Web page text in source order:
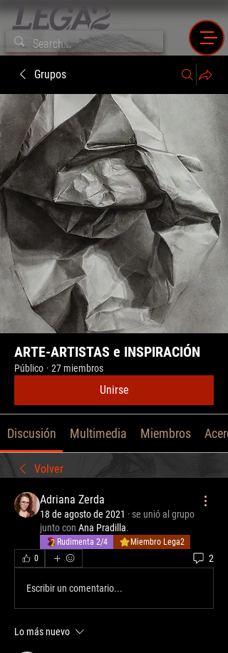
Grupos
ARTE-ARTISTAS e INSPIRACIÓN
Público · 27 miembros
Unirse
Discusión Multimedia Miembros
Volver
Adriana Zerda
18 de agosto de 2021 · se unió al grupo
junto con Ana Pradilla.
Rudimenta 2/4
Miembro Lega2
0
2
Escribir un comentario...
Lo más nuevo